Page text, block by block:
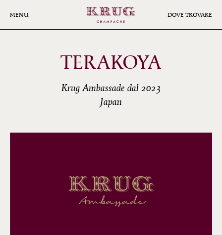
MENU DOVE TROVARE
TERAKOYA
Krug Ambassade dal 2023
Japan